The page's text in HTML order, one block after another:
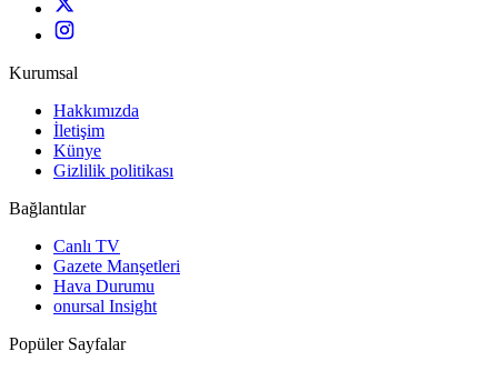
Kurumsal
Hakkımızda
İletişim
Künye
Gizlilik politikası
Bağlantılar
Canlı TV
Gazete Manşetleri
Hava Durumu
onursal Insight
Popüler Sayfalar